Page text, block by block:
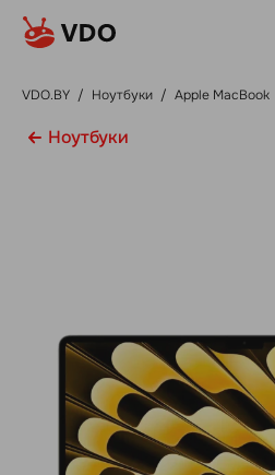
VDO.BY / Ноутбуки / Apple MacBook
Ноутбуки